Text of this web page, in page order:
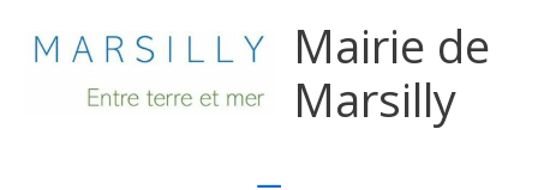
Mairie de
Marsilly